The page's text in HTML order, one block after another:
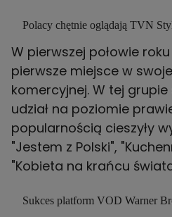
Polacy chętnie oglądają TVN
W pierwszej połowie roku
pierwsze miejsce w
komercyjnej. W tej
udział na poziomie
popularnością cieszyły
"Jestem z Polski",
"Kobieta na krańcu
Sukces platform VOD Warner